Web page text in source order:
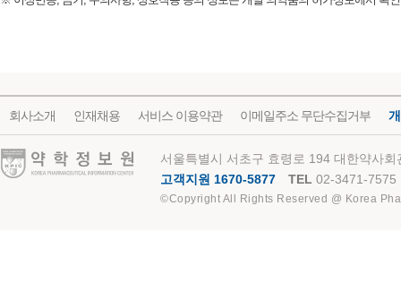
회사소개 인재채용 서비스 이용약관 이메일주소 무단수집거부
약학정보원
서울특별시 서초구 효령로 194 대한약사
고객지원 1670-5877
TEL 02-3471-7575
©Copyright All Rights Reserved @ Korea